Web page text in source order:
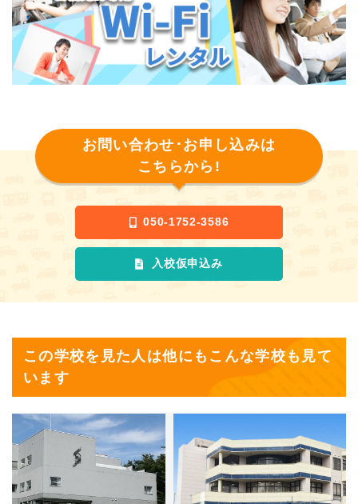
お問い合わせ･お申し込みは
こちらから!
050-1752-3586
入校仮申込み
この学校を見た人は他にもこんな学校も見て
います